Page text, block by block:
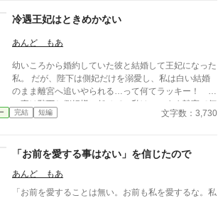
載中
冷遇王妃はときめかない
あんど もあ
幼いころから婚約していた彼と結婚して王妃になった
私。 だが、陛下は側妃だけを溺愛し、私は白い結婚
のまま離宮へ追いやられる…って何てラッキー！ 国
の事は陛下と側妃様に任せて、私はこのまま離宮で何
の責任も無い楽な生活を！…と思っていたのに…。
完結 短編 文字数：3,730
「お前を愛する事はない」を信じたので
あんど もあ
「お前を愛することは無い。お前も私を愛するな。私